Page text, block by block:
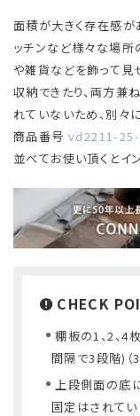
面積が大きく存在感
ッチンなど様々な場所
や雑貨などを飾って見
収納できたり、両方兼
れていないため、別々
商品番号vd2211-25-
並べてお使い頂くとイ
CHECK
棚板の1、2、4
間隔で3段階)（
上段側面の底
固定はされてい